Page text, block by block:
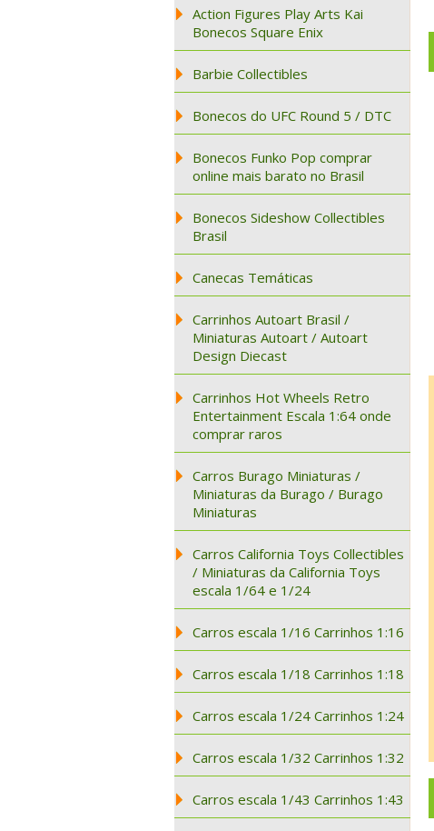
Action Figures Play Arts Kai
Bonecos Square Enix
Barbie Collectibles
Bonecos do UFC Round 5 / DTC
Bonecos Funko Pop comprar
online mais barato no Brasil
Bonecos Sideshow Collectibles
Brasil
Canecas Temáticas
Carrinhos Autoart Brasil /
Miniaturas Autoart / Autoart
Design Diecast
Carrinhos Hot Wheels Retro
Entertainment Escala 1:64 onde
comprar raros
Carros Burago Miniaturas /
Miniaturas da Burago / Burago
Miniaturas
Carros California Toys Collectibles
/ Miniaturas da California Toys
escala 1/64 e 1/24
Carros escala 1/16 Carrinhos 1:16
Carros escala 1/18 Carrinhos 1:18
Carros escala 1/24 Carrinhos 1:24
Carros escala 1/32 Carrinhos 1:32
Carros escala 1/43 Carrinhos 1:43